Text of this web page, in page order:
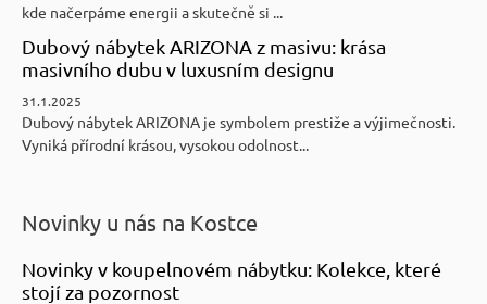
kde načerpáme energii a skutečně si ...
Dubový nábytek ARIZONA z masivu: krása
masivního dubu v luxusním designu
31.1.2025
Dubový nábytek ARIZONA je symbolem prestiže a výjimečnosti.
Vyniká přírodní krásou, vysokou odolnost...
Novinky u nás na Kostce
Novinky v koupelnovém nábytku: Kolekce, které
stojí za pozornost